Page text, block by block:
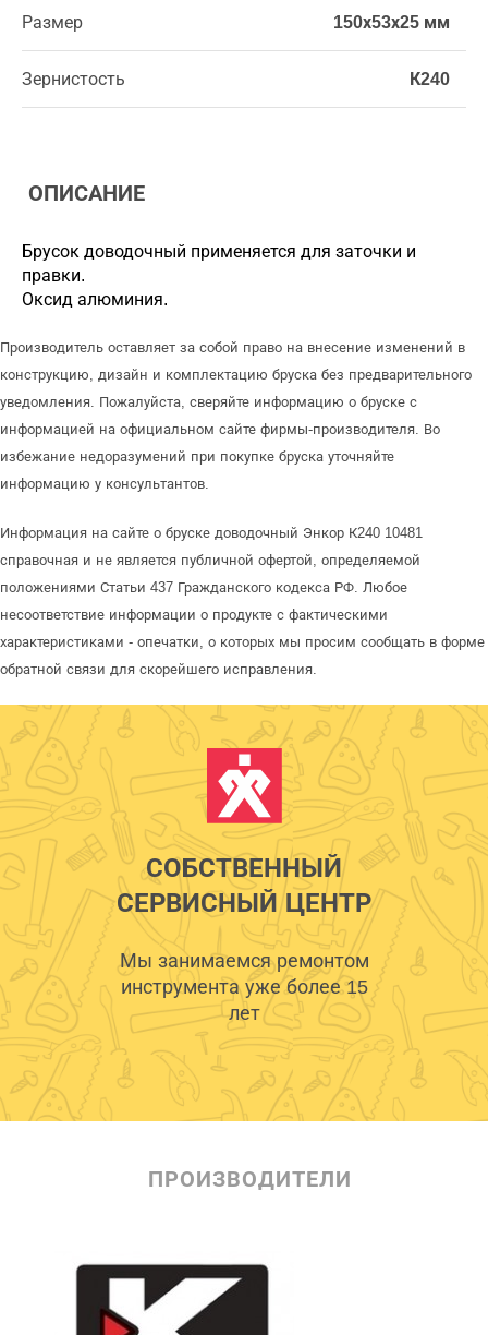
Размер 150х53х25 мм
Зернистость К240
ОПИСАНИЕ
Брусок доводочный применяется для заточки и
правки.
Оксид алюминия.
Производитель оставляет за собой право на внесение изменений в
конструкцию, дизайн и комплектацию бруска без предварительного
уведомления. Пожалуйста, сверяйте информацию о бруске с
информацией на официальном сайте фирмы-производителя. Во
избежание недоразумений при покупке бруска уточняйте
информацию у консультантов.
Информация на сайте о бруске доводочный Энкор К240 10481
справочная и не является публичной офертой, определяемой
положениями Статьи 437 Гражданского кодекса РФ. Любое
несоответствие информации о продукте с фактическими
характеристиками - опечатки, о которых мы просим сообщать в форме
обратной связи для скорейшего исправления.
СОБСТВЕННЫЙ
СЕРВИСНЫЙ ЦЕНТР
Мы занимаемся ремонтом
инструмента уже более 15
лет
ПРОИЗВОДИТЕЛИ